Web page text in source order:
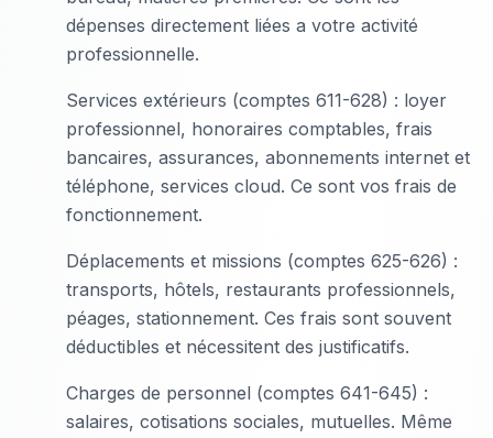
dépenses directement liées a votre activité
professionnelle.
Services extérieurs (comptes 611-628) : loyer
professionnel, honoraires comptables, frais
bancaires, assurances, abonnements internet et
téléphone, services cloud. Ce sont vos frais de
fonctionnement.
Déplacements et missions (comptes 625-626) :
transports, hôtels, restaurants professionnels,
péages, stationnement. Ces frais sont souvent
déductibles et nécessitent des justificatifs.
Charges de personnel (comptes 641-645) :
salaires, cotisations sociales, mutuelles. Même